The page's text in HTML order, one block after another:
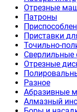
Отрезные
Патроны
Приставки
Точильно-
Сверлильные
Отрезные
Разное
Абразивные
Алмазный